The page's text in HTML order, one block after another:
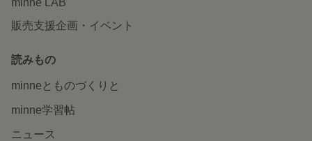
販売支援企画・イベント
読みもの
minneとものづくりと
minne学習帖
ニュース